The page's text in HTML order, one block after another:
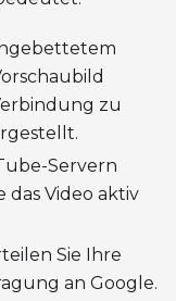
zu
Servern
das Video aktiv
Sie Ihre
an Google.